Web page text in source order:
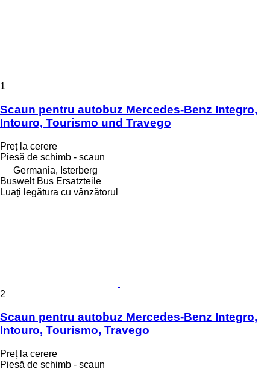
1
Scaun pentru autobuz Mercedes-Benz Integro,
Intouro, Tourismo und Travego
Preț la cerere
Piesă de schimb - scaun
Germania, Isterberg
Buswelt Bus Ersatzteile
Luați legătura cu vânzătorul
2
Scaun pentru autobuz Mercedes-Benz Integro,
Intouro, Tourismo, Travego
Preț la cerere
Piesă de schimb - scaun